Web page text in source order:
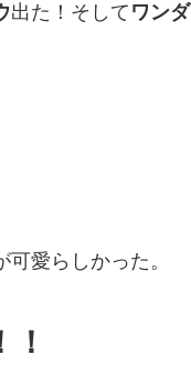
出た！そして ワンダ
愛らしかった。